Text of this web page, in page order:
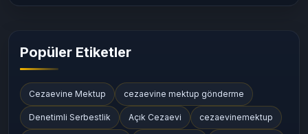
Popüler Etiketler
Cezaevine Mektup cezaevine mektup gönderme
Denetimli Serbestlik Açık Cezaevi cezaevinemektup